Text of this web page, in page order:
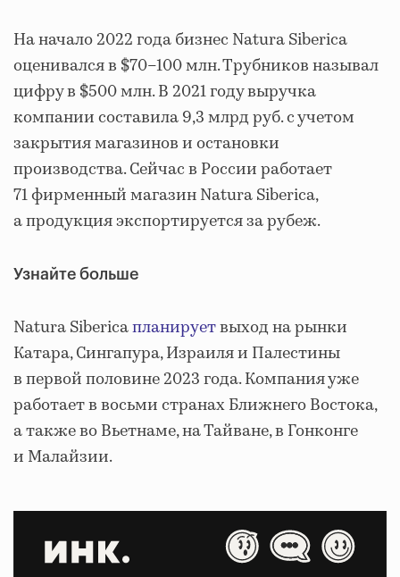
На начало 2022 года бизнес Natura Siberica
оценивался в $70–100 млн. Трубников называл
цифру в $500 млн. В 2021 году выручка
компании составила 9,3 млрд руб. с учетом
закрытия магазинов и остановки
производства. Сейчас в России работает
71 фирменный магазин Natura Siberica,
а продукция экспортируется за рубеж.
Узнайте больше
Natura Sibericaпланируетвыход на рынки
Катара, Сингапура, Израиля и Палестины
в первой половине 2023 года. Компания уже
работает в восьми странах Ближнего Востока,
а также во Вьетнаме, на Тайване, в Гонконге
и Малайзии.